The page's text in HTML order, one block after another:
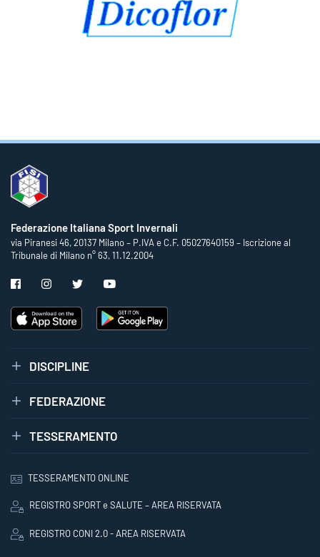
Federazione Italiana Sport Invernali
via Piranesi 46, 20137 Milano – P.IVA e C.F. 05027640159 – Iscrizione al
Tribunale di Milano n° 63, 11.12.2004
DISCIPLINE
FEDERAZIONE
TESSERAMENTO
TESSERAMENTO ONLINE
REGISTRO SPORT e SALUTE – AREA RISERVATA
REGISTRO CONI 2.0 - AREA RISERVATA